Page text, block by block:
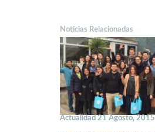
Noticias Relacionadas
Actualidad 21 Agosto, 2015